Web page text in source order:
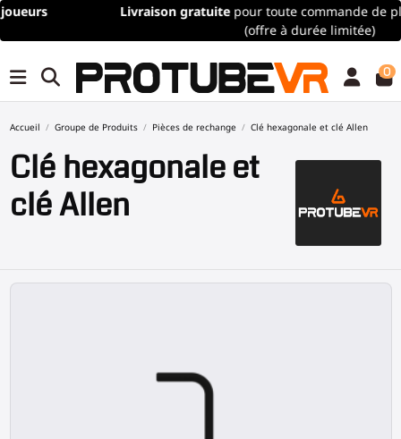
Livraison gratuite pour toute commande de plus de 100€/115$
(offre à durée limitée)
0
Accueil Groupe de Produits Pièces de rechange Clé hexagonale et clé Allen
Clé hexagonale et
clé Allen